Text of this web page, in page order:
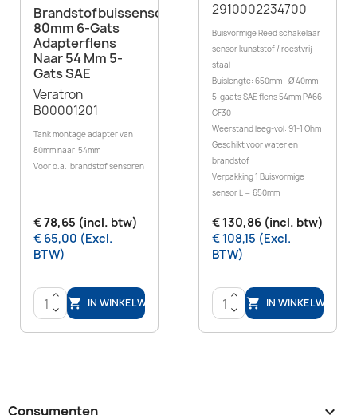
Brandstofbuissensor
80mm 6-Gats
Adapterflens
Naar 54 Mm 5-
Gats SAE
Veratron
B00001201
Tank montage adapter van
80mm naar 54mm
Voor o.a. brandstof sensoren
€ 78,65 (incl. btw)
€ 65,00 (Excl.
BTW)
>
<
 IN WINKELWAGEN
2910002234700
Buisvormige Reed schakelaar
sensor kunststof / roestvrij
staal
Buislengte: 650mm - Ø 40mm
5-gaats SAE flens 54mm PA66
GF30
Weerstand leeg-vol: 91-1 Ohm
Geschikt voor water en
brandstof
Verpakking 1 Buisvormige
sensor L = 650mm
€ 130,86 (incl. btw)
€ 108,15 (Excl.
BTW)
>
<
 IN WINKELWAGEN
Consumenten